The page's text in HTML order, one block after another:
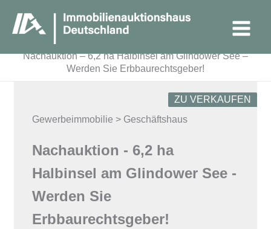
Inhalt
Menu
Nachauktion – 6,2 ha Halbinsel am Glindower See –
Werden Sie Erbbaurechtsgeber!
Gewerbeimmobilie > Geschäftshaus
ZU VERKAUFEN
Nachauktion - 6,2 ha
Halbinsel am Glindower See -
Werden Sie
Erbbaurechtsgeber!